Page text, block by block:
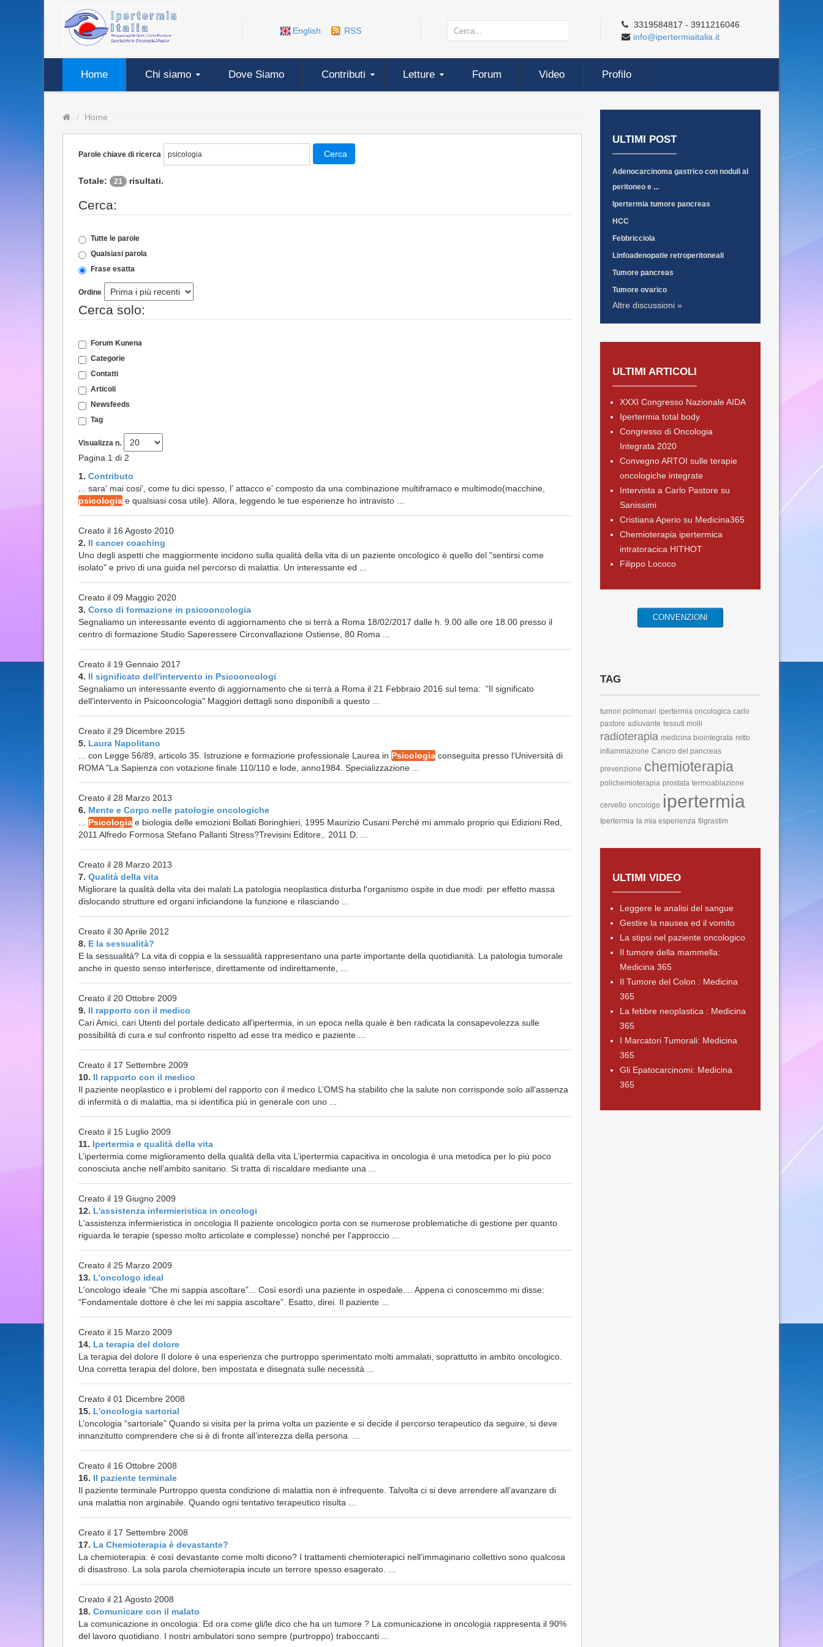
English RSS
3319584817 - 3911216046
info@ipertermiaitalia.it
Home Chi siamo Dove Siamo Contributi Letture Forum Video Profilo
Home
Parole chiave di ricerca Cerca
Totale: 21 risultati.
Cerca:
Tutte le parole
Qualsiasi parola
Frase esatta
Ordine
Cerca solo:
Forum Kunena
Categorie
Contatti
Articoli
Newsfeeds
Tag
Visualizza n.
Pagina 1 di 2
1. Contributo
... sara' mai cosi', come tu dici spesso, l' attacco e' composto da una combinazione multiframaco e multimodo(macchine,
psicologia e qualsiasi cosa utile). Allora, leggendo le tue esperienze ho intravisto ...
Creato il 16 Agosto 2010
2. Il cancer coaching
Uno degli aspetti che maggiormente incidono sulla qualità della vita di un paziente oncologico è quello del "sentirsi come
isolato" e privo di una guida nel percorso di malattia. Un interessante ed ...
Creato il 09 Maggio 2020
3. Corso di formazione in psicooncologia
Segnaliamo un interessante evento di aggiornamento che si terrà a Roma 18/02/2017 dalle h. 9.00 alle ore 18.00 presso il
centro di formazione Studio Saperessere Circonvallazione Ostiense, 80 Roma ...
Creato il 19 Gennaio 2017
4. Il significato dell'intervento in Psicooncologi
Segnaliamo un interessante evento di aggiornamento che si terrà a Roma il 21 Febbraio 2016 sul tema: "Il significato
dell'intervento in Psicooncologia" Maggiori dettagli sono disponibili a questo ...
Creato il 29 Dicembre 2015
5. Laura Napolitano
... con Legge 56/89, articolo 35. Istruzione e formazione professionale Laurea in Psicologia conseguita presso l'Università di
ROMA "La Sapienza con votazione finale 110/110 e lode, anno1984. Specializzazione ...
Creato il 28 Marzo 2013
6. Mente e Corpo nelle patologie oncologiche
Psicologia e biologia delle emozioni Bollati Boringhieri, 1995 Maurizio Cusani Perché mi ammalo proprio qui Edizioni Red,
2011 Alfredo Formosa Stefano Pallanti Stress?Trevisini Editore,. 2011 D. ...
Creato il 28 Marzo 2013
7. Qualità della vita
Migliorare la qualità della vita dei malati La patologia neoplastica disturba l'organismo ospite in due modi: per effetto massa
dislocando strutture ed organi inficiandone la funzione e rilasciando ...
Creato il 30 Aprile 2012
8. E la sessualità?
E la sessualità? La vita di coppia e la sessualità rappresentano una parte importante della quotidianità. La patologia tumorale
anche in questo senso interferisce, direttamente od indirettamente, ...
Creato il 20 Ottobre 2009
9. Il rapporto con il medico
Cari Amici, cari Utenti del portale dedicato all'ipertermia, in un epoca nella quale è ben radicata la consapevolezza sulle
possibilità di cura e sul confronto rispetto ad esse tra medico e paziente ...
Creato il 17 Settembre 2009
10. Il rapporto con il medico
Il paziente neoplastico e i problemi del rapporto con il medico L’OMS ha stabilito che la salute non corrisponde solo all’assenza
di infermità o di malattia, ma si identifica più in generale con uno ...
Creato il 15 Luglio 2009
11. Ipertermia e qualità della vita
L’ipertermia come miglioramento della qualità della vita L’ipertermia capacitiva in oncologia è una metodica per lo più poco
conosciuta anche nell’ambito sanitario. Si tratta di riscaldare mediante una ...
Creato il 19 Giugno 2009
12. L'assistenza infermieristica in oncologi
L'assistenza infermieristica in oncologia Il paziente oncologico porta con se numerose problematiche di gestione per quanto
riguarda le terapie (spesso molto articolate e complesse) nonché per l'approccio ...
Creato il 25 Marzo 2009
13. L'oncologo ideal
L'oncologo ideale “Che mi sappia ascoltare”... Così esordì una paziente in ospedale.... Appena ci conoscemmo mi disse:
“Fondamentale dottore è che lei mi sappia ascoltare”. Esatto, direi. Il paziente ...
Creato il 15 Marzo 2009
14. La terapia del dolore
La terapia del dolore Il dolore è una esperienza che purtroppo sperimentato molti ammalati, soprattutto in ambito oncologico.
Una corretta terapia del dolore, ben impostata e disegnata sulle necessità ...
Creato il 01 Dicembre 2008
15. L'oncologia sartorial
L’oncologia “sartoriale” Quando si visita per la prima volta un paziente e si decide il percorso terapeutico da seguire, si deve
innanzitutto comprendere che si è di fronte all’interezza della persona. ...
Creato il 16 Ottobre 2008
16. Il paziente terminale
Il paziente terminale Purtroppo questa condizione di malattia non è infrequente. Talvolta ci si deve arrendere all’avanzare di
una malattia non arginabile. Quando ogni tentativo terapeutico risulta ...
Creato il 17 Settembre 2008
17. La Chemioterapia è devastante?
La chemioterapia: è così devastante come molti dicono? I trattamenti chemioterapici nell’immaginario collettivo sono qualcosa
di disastroso. La sola parola chemioterapia incute un terrore spesso esagerato. ...
Creato il 21 Agosto 2008
18. Comunicare con il malato
La comunicazione in oncologia: Ed ora come gli/le dico che ha un tumore ? La comunicazione in oncologia rappresenta il 90%
del lavoro quotidiano. I nostri ambulatori sono sempre (purtroppo) traboccanti ...
ULTIMI POST
Adenocarcinoma gastrico con noduli al
peritoneo e ...
Ipertermia tumore pancreas
HCC
Febbricciola
Linfoadenopatie retroperitoneali
Tumore pancreas
Tumore ovarico
Altre discussioni »
ULTIMI ARTICOLI
XXXI Congresso Nazionale AIDA
Ipertermia total body
Congresso di Oncologia
Integrata 2020
Convegno ARTOI sulle terapie
oncologiche integrate
Intervista a Carlo Pastore su
Sanissimi
Cristiana Aperio su Medicina365
Chemioterapia ipertermica
intratoracica HITHOT
Filippo Lococo
CONVENZIONI
TAG
tumori polmonari ipertermia oncologica carlo
pastore adiuvante tessuti molli
radioterapia medicina biointegrata retto
infiammazione Cancro del pancreas
prevenzione chemioterapia
polichemioterapia prostata termoablazione
cervello oncologo ipertermia
Ipertermia la mia esperienza filgrastim
ULTIMI VIDEO
Leggere le analisi del sangue
Gestire la nausea ed il vomito
La stipsi nel paziente oncologico
Il tumore della mammella:
Medicina 365
Il Tumore del Colon : Medicina
365
La febbre neoplastica : Medicina
365
I Marcatori Tumorali: Medicina
365
Gli Epatocarcinomi: Medicina
365